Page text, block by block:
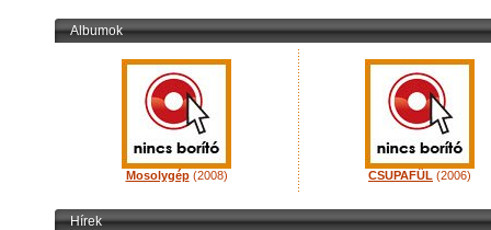
Albumok
Mosolygép(2008) CSUPAFÜL (2006)
Hírek